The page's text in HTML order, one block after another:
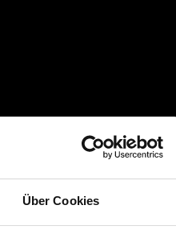
Über Cookies